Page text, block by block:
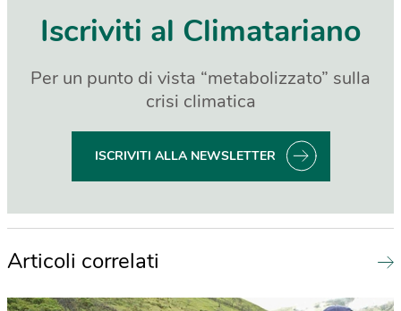
Iscriviti al Climatariano
Per un punto di vista “metabolizzato” sulla
crisi climatica
ISCRIVITI ALLA NEWSLETTER
Articoli correlati